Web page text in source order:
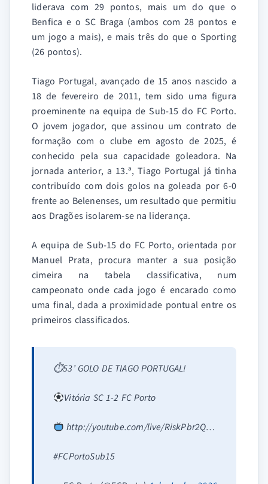
liderava com 29 pontos, mais um do que o
Benfica e o SC Braga (ambos com 28 pontos e
um jogo a mais), e mais três do que o Sporting
(26 pontos).
Tiago Portugal, avançado de 15 anos nascido a
18 de fevereiro de 2011, tem sido uma figura
proeminente na equipa de Sub-15 do FC Porto.
O jovem jogador, que assinou um contrato de
formação com o clube em agosto de 2025, é
conhecido pela sua capacidade goleadora. Na
jornada anterior, a 13.ª, Tiago Portugal já tinha
contribuído com dois golos na goleada por 6-0
frente ao Belenenses, um resultado que permitiu
aos Dragões isolarem-se na liderança.
A equipa de Sub-15 do FC Porto, orientada por
Manuel Prata, procura manter a sua posição
cimeira na tabela classificativa, num
campeonato onde cada jogo é encarado como
uma final, dada a proximidade pontual entre os
primeiros classificados.
⏱53’ GOLO DE TIAGO PORTUGAL!
Vitória SC 1-2 FC Porto
http://youtube.com/live/RiskPbr2Q…
#FCPortoSub15